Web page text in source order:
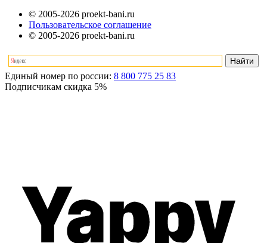
© 2005-2026 proekt-bani.ru
Пользовательское соглашение
© 2005-2026 proekt-bani.ru
Единый номер по россии: 8 800 775 25 83
Подписчикам скидка 5%